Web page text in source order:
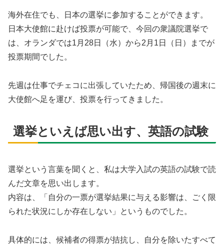
海外在住でも、日本の選挙に参加することができます。
日本大使館に赴けば投票が可能で、今回の衆議院選挙で
は、オランダでは1月28日（水）から2月1日（日）までが
投票期間でした。
先週は仕事でチェコに出張していたため、帰国後の週末に
大使館へ足を運び、投票を行ってきました。
選挙といえば思い出す、英語の試験
選挙という言葉を聞くと、私は大学入試の英語の試験で読
んだ文章を思い出します。
内容は、「自分の一票が選挙結果に与える影響は、ごく限
られた状況にしか存在しない」というものでした。
具体的には、候補者の得票が拮抗し、自分を除いたすべて